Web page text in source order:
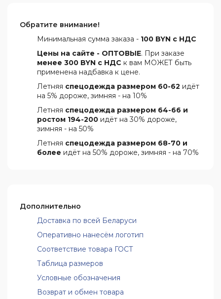
Обратите внимание!
Минимальная сумма заказа - 100 BYN с НДС
Цены на сайте - ОПТОВЫЕ. При заказе
менее 300 BYN с НДС к вам МОЖЕТ быть
применена надбавка к цене.
Летняя спецодежда размером 60-62 идёт
на 5% дороже, зимняя - на 10%
Летняя спецодежда размером 64-66 и
ростом 194-200 идёт на 30% дороже,
зимняя - на 50%
Летняя спецодежда размером 68-70 и
более идёт на 50% дороже, зимняя - на 70%
Дополнительно
Доставка по всей Беларуси
Оперативно нанесём логотип
Соответствие товара ГОСТ
Таблица размеров
Условные обозначения
Возврат и обмен товара